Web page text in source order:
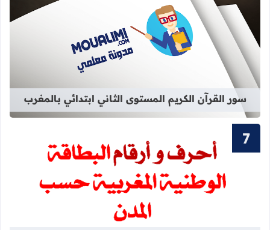
قراءة المزيد عن سور القرآن الكريم
سور القرآن الكريم المستوى الثاني ابتدائي بالمغرب
قراءة المزيد عن أحرف و أرقام